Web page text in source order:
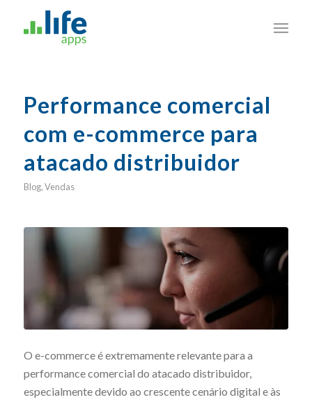
Performance comercial
com e-commerce para
atacado distribuidor
Blog,Vendas
O e-commerce é extremamente relevante para a
performance comercial do atacado distribuidor,
especialmente devido ao crescente cenário digital e às